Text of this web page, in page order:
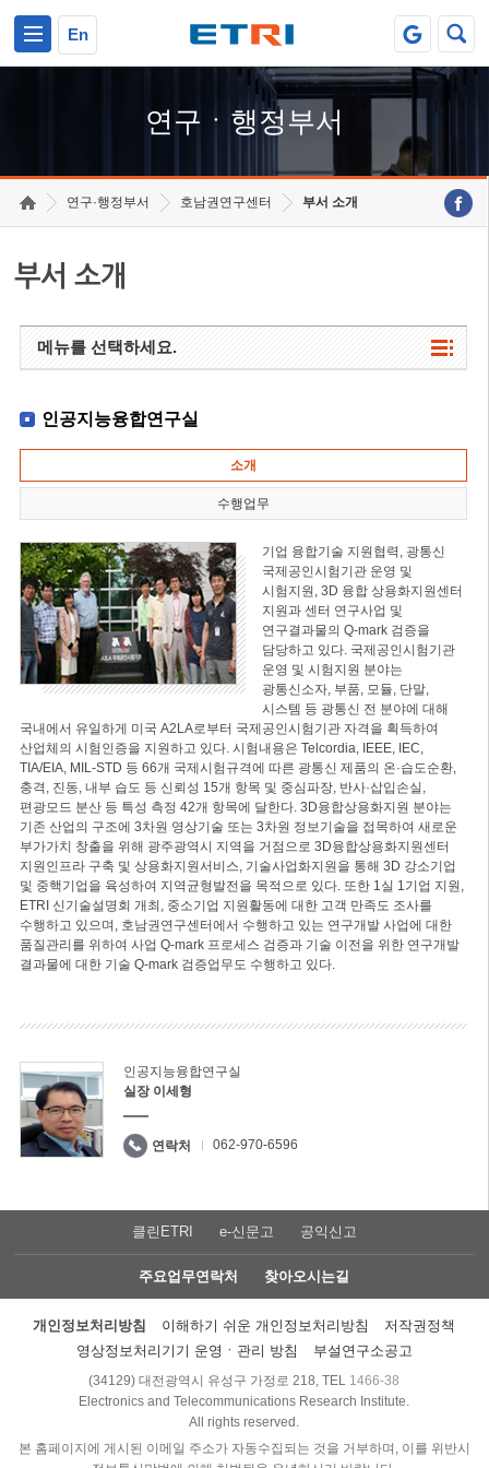
En
연구ㆍ행정부서
연구·행정부서 호남권연구센터 부서 소개
부서 소개
메뉴를 선택하세요.
인공지능융합연구실
소개
수행업무
기업 융합기술 지원협력, 광통신
국제공인시험기관 운영 및
시험지원, 3D 융합 상용화지원센터
지원과 센터 연구사업 및
연구결과물의 Q-mark 검증을
담당하고 있다. 국제공인시험기관
운영 및 시험지원 분야는
광통신소자, 부품, 모듈, 단말,
시스템 등 광통신 전 분야에 대해
국내에서 유일하게 미국 A2LA로부터 국제공인시험기관 자격을 획득하여
산업체의 시험인증을 지원하고 있다. 시험내용은 Telcordia, IEEE, IEC,
TIA/EIA, MIL-STD 등 66개 국제시험규격에 따른 광통신 제품의 온·습도순환,
충격, 진동, 내부 습도 등 신뢰성 15개 항목 및 중심파장, 반사·삽입손실,
편광모드 분산 등 특성 측정 42개 항목에 달한다. 3D융합상용화지원 분야는
기존 산업의 구조에 3차원 영상기술 또는 3차원 정보기술을 접목하여 새로운
부가가치 창출을 위해 광주광역시 지역을 거점으로 3D융합상용화지원센터
지원인프라 구축 및 상용화지원서비스, 기술사업화지원을 통해 3D 강소기업
및 중핵기업을 육성하여 지역균형발전을 목적으로 있다. 또한 1실 1기업 지원,
ETRI 신기술설명회 개최, 중소기업 지원활동에 대한 고객 만족도 조사를
수행하고 있으며, 호남권연구센터에서 수행하고 있는 연구개발 사업에 대한
품질관리를 위하여 사업 Q-mark 프로세스 검증과 기술 이전을 위한 연구개발
결과물에 대한 기술 Q-mark 검증업무도 수행하고 있다.
인공지능융합연구실
실장 이세형
연락처 062-970-6596
클린ETRI e-신문고 공익신고
주요업무연락처 찾아오시는길
개인정보처리방침 이해하기 쉬운 개인정보처리방침
저작권정책
영상정보처리기기 운영ㆍ관리 방침
부설연구소공고
(34129) 대전광역시 유성구 가정로 218, TEL 1466-38
Electronics and Telecommunications Research Institute.
All rights reserved.
본 홈페이지에 게시된 이메일 주소가 자동수집되는 것을 거부하며, 이를 위반시